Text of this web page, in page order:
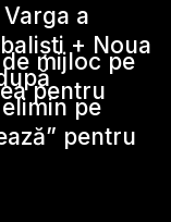
a
+ Noua
mijloc pe
pentru
pe
pentru